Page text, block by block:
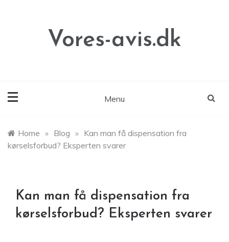
Vores-avis.dk
Menu
Home » Blog » Kan man få dispensation fra
kørselsforbud? Eksperten svarer
Kan man få dispensation fra
kørselsforbud? Eksperten svarer